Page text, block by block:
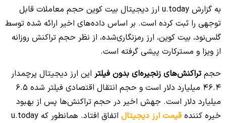
به گزارش u.today ارز دیجیتال بیت کوین حجم معاملات قابل
توجهی را ثبت کرده است. بر اساس داده‌های اخیر ارائه شده توسط
گلس‌نود، بیت کوین، ارز رمزنگاری‌شده، از نظر حجم تراکنش روزانه
از ویزا و مسترکارت پیشی گرفته است.
حجمتراکنش‌های زنجیره‌ای بدون فیلتر این ارز دیجیتال پرچمدار
46.4 میلیارد دلار است و حجم انتقال اقتصادی فیلتر شده 6.5
میلیارد دلار است. جهش اخیر در حجم تراکنش‌ها پس از بهبود
خیره کننده قیمت ارز دیجیتال
اتفاق افتاد. همانطور که u.today